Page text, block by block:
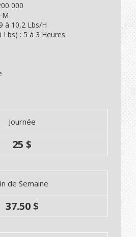
000
à 10,2 Lbs/H
Lbs) : 5 à 3 Heures
Journée
25 $
de Semaine
37.50 $